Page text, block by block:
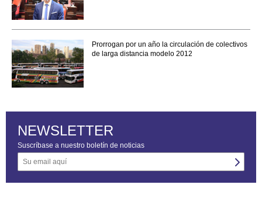
Prorrogan por un año la circulación de colectivos
de larga distancia modelo 2012
NEWSLETTER
Suscríbase a nuestro boletín de noticias